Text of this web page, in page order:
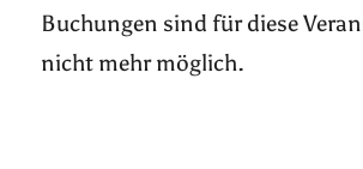
Buchungen sind für diese
nicht mehr möglich.